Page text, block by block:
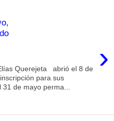
›
Querejeta abrió el 8 de
para sus
31 de mayo perma...